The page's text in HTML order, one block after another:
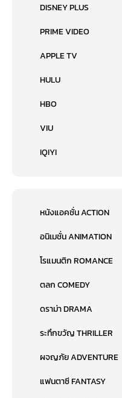
DISNEY PLUS
PRIME VIDEO
APPLE TV
HULU
HBO
VIU
IQIYI
หนังแอคชั่น ACTION
อนิเมชั่น ANIMATION
โรแมนติก ROMANCE
ตลก COMEDY
ดราม่า DRAMA
ระทึกขวัญ THRILLER
ผจญภัย ADVENTURE
แฟนตาซี FANTASY